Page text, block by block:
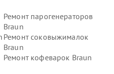
Ремонт парогенераторов
Braun
Ремонт соковыжималок
Braun
Ремонт кофеварок Braun